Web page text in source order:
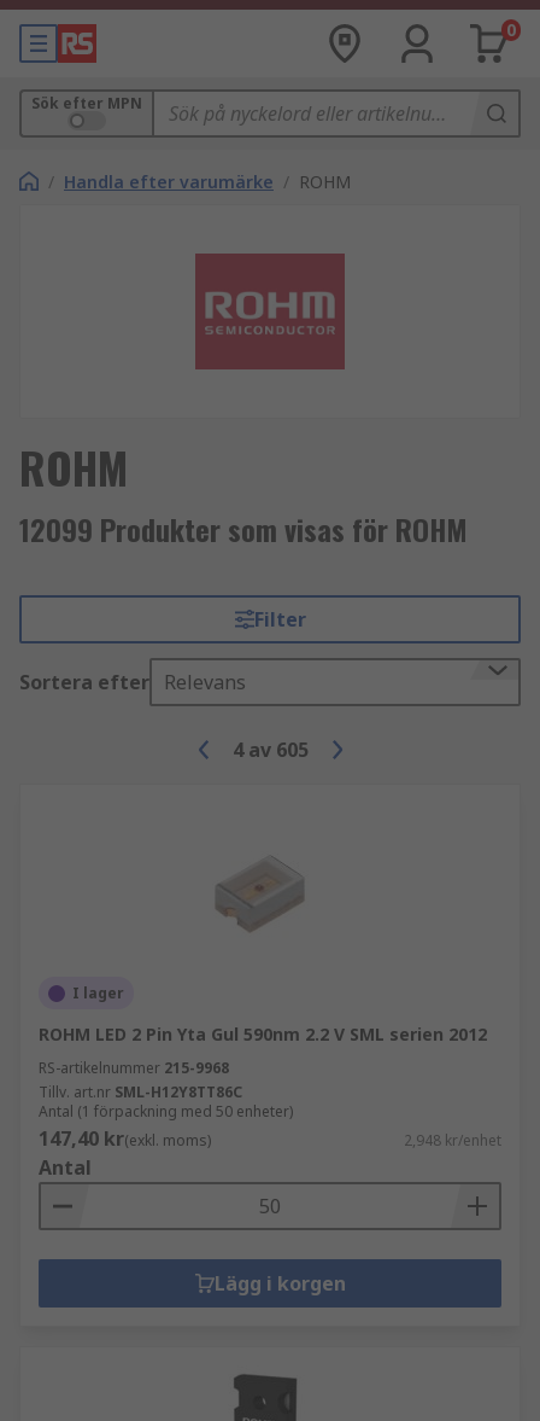
0
Sök efter MPN
/ Handla efter varumärke / ROHM
ROHM
12099 Produkter som visas för ROHM
Filter
Sortera efter Relevans
4 av 605
I lager
ROHM LED 2 Pin Yta Gul 590nm 2.2 V SML serien 2012
RS-artikelnummer 215-9968
Tillv. art.nr SML-H12Y8TT86C
Antal (1 förpackning med 50 enheter)
147,40 kr(exkl. moms) 2,948 kr/enhet
Antal
Lägg i korgen